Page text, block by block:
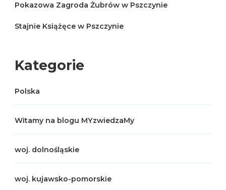
Pokazowa Zagroda Żubrów w Pszczynie
Stajnie Książęce w Pszczynie
Kategorie
Polska
Witamy na blogu MYzwiedzaMy
woj. dolnośląskie
woj. kujawsko-pomorskie